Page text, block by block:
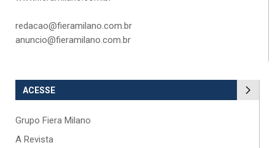
redacao@fieramilano.com.br
anuncio@fieramilano.com.br
ACESSE
Grupo Fiera Milano
A Revista